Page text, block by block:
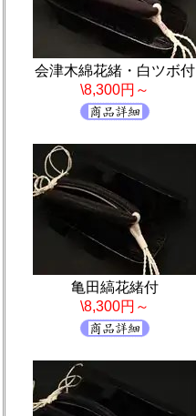
会津木綿花緒・白ツボ付
\8,300円～
亀田縞花緒付
\8,300円～